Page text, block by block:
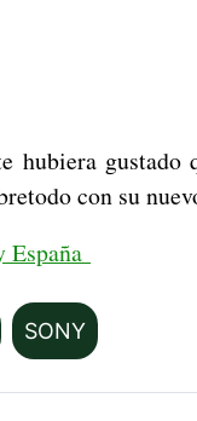
hubiera
con su
España
SONY